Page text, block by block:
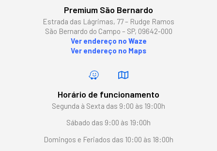
Premium São Bernardo
Estrada das Lágrimas, 77 – Rudge Ramos
São Bernardo do Campo – SP, 09642-000
Ver endereço no Waze
Ver endereço no Maps
Horário de funcionamento
Segunda à Sexta das 9:00 às 19:00h
Sábado das 9:00 às 19:00h
Domingos e Feriados das 10:00 às 18:00h